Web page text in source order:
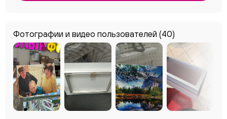
Фотографии и видео пользователей (40)